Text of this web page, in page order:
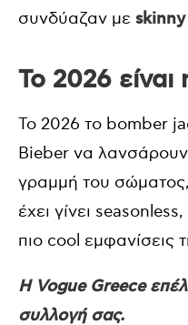
συνδύαζαν με skinny
Το 2026 είναι
Το 2026 το bomber
Bieber να
γραμμή του
έχει γίνει
πιο cool εμφανίσεις
Η Vogue Greece
συλλογή σας.